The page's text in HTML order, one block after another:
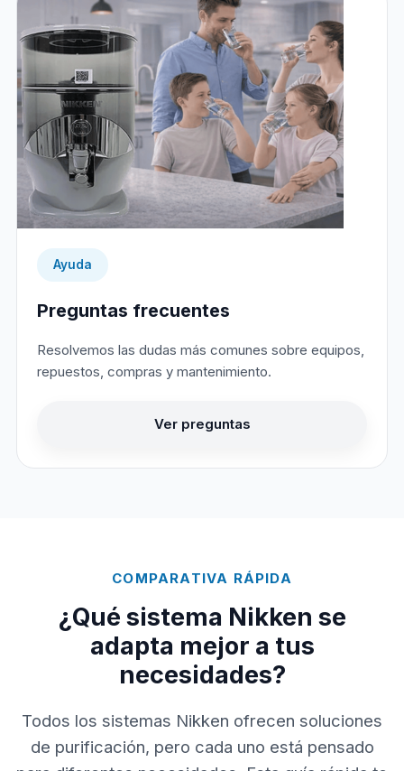
Ayuda
Preguntas frecuentes
Resolvemos las dudas más comunes sobre equipos,
repuestos, compras y mantenimiento.
Ver preguntas
COMPARATIVA RÁPIDA
¿Qué sistema Nikken se
adapta mejor a tus
necesidades?
Todos los sistemas Nikken ofrecen soluciones
de purificación, pero cada uno está pensado